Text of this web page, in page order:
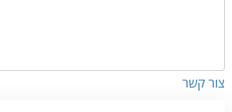
צור קשר